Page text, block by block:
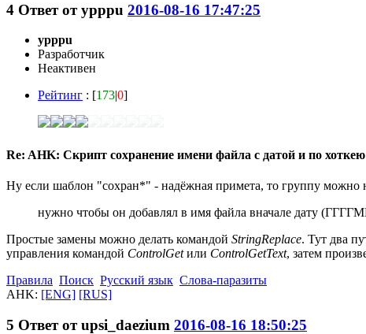
4 Ответ отypppu 2016-08-16 17:47:25
ypppu
Разработчик
Неактивен
Рейтинг : [173|0]
Re: AHK: Скрипт сохранение имени файла с датой и по хоткею
Ну если шаблон "сохран*" - надёжная примета, то группу можно
нужно чтобы он добавлял в имя файла вначале дату
Простые замены можно делать командой StringReplace. Тут два
управления командой ControlGetили ControlGetText, затем
Правила Поиск Русский язык Слова-паразиты
AHK: [ENG] [RUS]
5 Ответ отupsi_daezium 2016-08-16 18:50:25